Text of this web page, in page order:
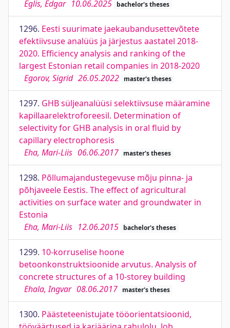
Eglis, Edgar 10.06.2025 bachelor's theses
1296. Eesti suurimate jaekaubandusettevõtete
efektiivsuse analüüs ja järjestus aastatel 2018-
2020. Efficiency analysis and ranking of the
largest Estonian retail companies in 2018-2020
Egorov, Sigrid 26.05.2022 master's theses
1297. GHB süljeanalüüsi selektiivsuse määramine
kapillaarelektroforeesil. Determination of
selectivity for GHB analysis in oral fluid by
capillary electrophoresis
Eha, Mari-Liis 06.06.2017 master's theses
1298. Põllumajandustegevuse mõju pinna- ja
põhjaveele Eestis. The effect of agricultural
activities on surface water and groundwater in
Estonia
Eha, Mari-Liis 12.06.2015 bachelor's theses
1299. 10-korruselise hoone
betoonkonstruktsioonide arvutus. Analysis of
concrete structures of a 10-storey building
Ehala, Ingvar 08.06.2017 master's theses
1300. Päästeteenistujate tööorientatsioonid,